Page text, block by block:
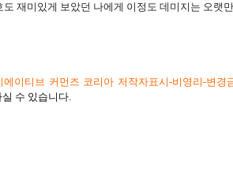
도 재미있게 보았던 나에게 이정도 데미지는 오랫
에이티브 커먼즈 코리아 저작자표시-비영리-변경
수 있습니다.